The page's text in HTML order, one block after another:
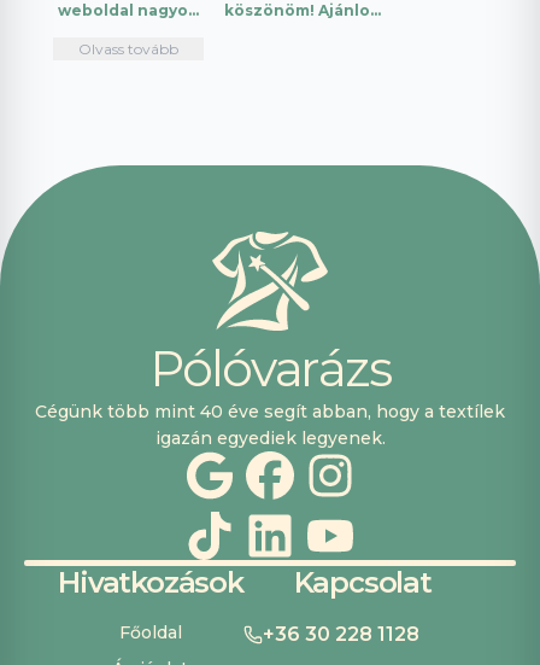
weboldal nagyon
használni.
fogok innen
Olvass tovább
köszönöm! Ajánlom
Pólóvarázs
Cégünk több mint 40 éve segít abban, hogy a textílek
igazán egyediek legyenek.
Hivatkozások
Főoldal
Kapcsolat
+36 30 228 1128